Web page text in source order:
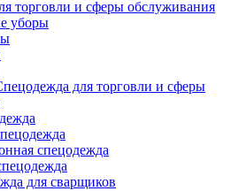
торговли и сферы обслуживания
уборы
для торговли и сферы
спецодежда
для сварщиков